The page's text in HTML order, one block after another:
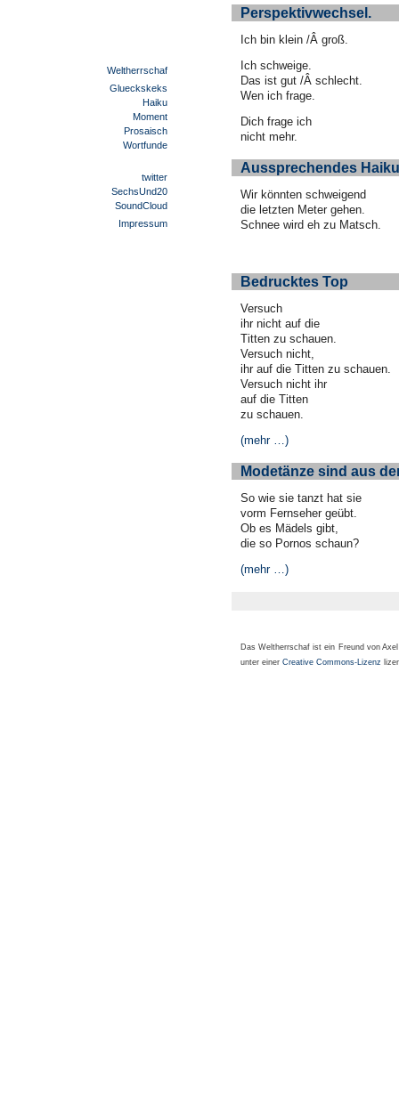
Weltherrschaf
Glueckskeks
Haiku
Moment
Prosaisch
Wortfunde
twitter
SechsUnd20
SoundCloud
Impressum
Perspektivwechsel.
Ich bin klein /Â groß.
Ich schweige.
Das ist gut /Â schlecht.
Wen ich frage.
Dich frage ich
nicht mehr.
Aussprechendes Haiku
Wir könnten schweigend
die letzten Meter gehen.
Schnee wird eh zu Matsch.
Bedrucktes Top
Versuch
ihr nicht auf die
Titten zu schauen.
Versuch nicht,
ihr auf die Titten zu schauen.
Versuch nicht ihr
auf die Titten
zu schauen.
(mehr …)
Modetänze sind aus
So wie sie tanzt hat sie
vorm Fernseher geübt.
Ob es Mädels gibt,
die so Pornos schaun?
(mehr …)
Das Weltherrschaf ist ein Freund von
unter einer Creative Commons-Lizenz